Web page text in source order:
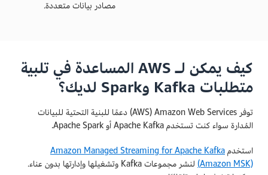
مصادر بيانات متعددة.
كيف يمكن لـ AWS المساعدة في تلبية
متطلبات Kafka وSpark لديك؟
توفر Amazon Web Services‏ (AWS) دعمًا للبنية التحتية للبيانات
المُدارة سواء كنت تستخدم Apache Kafka أو Apache Spark.
استخدمAmazon Managed Streaming for Apache Kafka
(Amazon MSK)
لنشر مجموعات Kafka وتشغيلها وإدارتها بدون عناء.